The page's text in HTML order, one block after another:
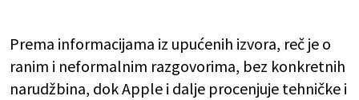
Prema informacijama iz upućenih izvora, reč je o
ranim i neformalnim razgovorima, bez konkretnih
narudžbina, dok Apple i dalje procenjuje tehničke i